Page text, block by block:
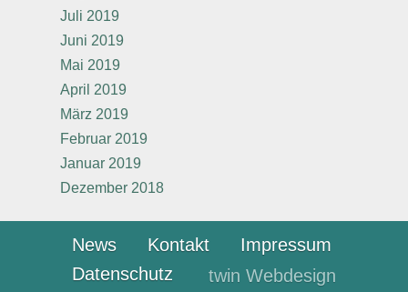
Juli 2019
Juni 2019
Mai 2019
April 2019
März 2019
Februar 2019
Januar 2019
Dezember 2018
News Kontakt
Impressum
Datenschutz
twin Webdesign